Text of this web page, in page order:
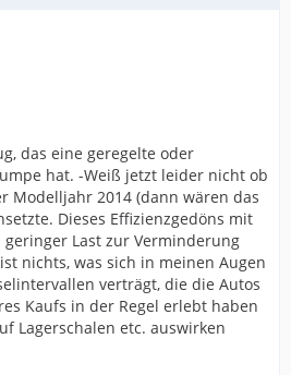
das eine geregelte oder
hat. -Weiß jetzt leider nicht ob
Modelljahr 2014 (dann wären das
Dieses Effizienzgedöns mit
Last zur Verminderung
nichts, was sich in meinen Augen
verträgt, die die Autos
Kaufs in der Regel erlebt haben
Lagerschalen etc. auswirken